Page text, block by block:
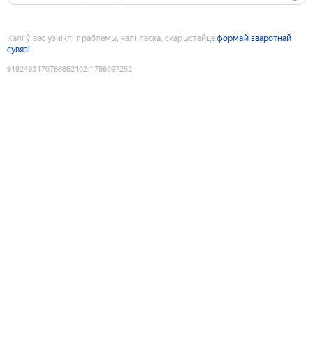
Калі ў вас узніклі праблемы, калі ласка, скарыстайцеформай зваротнай
сувязі
9182493170766862102:1786097252